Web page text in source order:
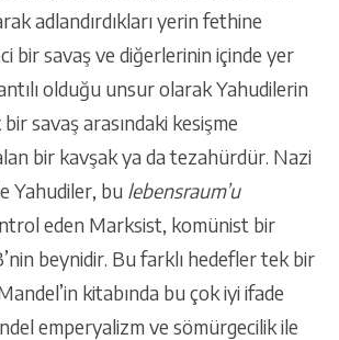
adlandırdıkları yerin fethine
bir savaş ve diğerlerinin içinde yer
olduğu unsur olarak Yahudilerin
savaş arasındaki kesişme
bir kavşak ya da tezahürdür. Nazi
Yahudiler, bu lebensraum’u
eden Marksist, komünist bir
beynidir. Bu farklı hedefler tek bir
kitabında bu çok iyi ifade
emperyalizm ve sömürgecilik ile